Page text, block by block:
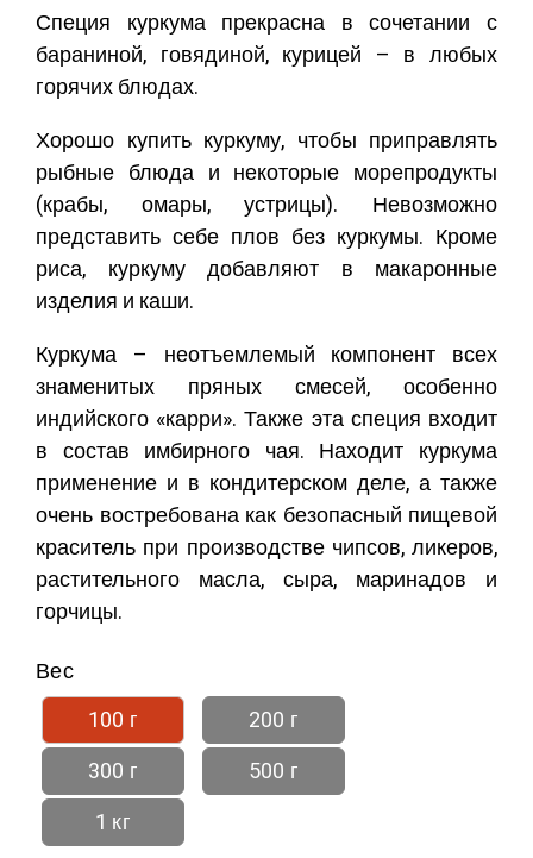
Специя куркума прекрасна в сочетании с
бараниной, говядиной, курицей – в любых
горячих блюдах.
Хорошо купить куркуму, чтобы приправлять
рыбные блюда и некоторые морепродукты
(крабы, омары, устрицы). Невозможно
представить себе плов без куркумы. Кроме
риса, куркуму добавляют в макаронные
изделия и каши.
Куркума – неотъемлемый компонент всех
знаменитых пряных смесей, особенно
индийского «карри». Также эта специя входит
в состав имбирного чая. Находит куркума
применение и в кондитерском деле, а также
очень востребована как безопасный пищевой
краситель при производстве чипсов, ликеров,
растительного масла, сыра, маринадов и
горчицы.
Вес
100 г
200 г
300 г
500 г
1 кг